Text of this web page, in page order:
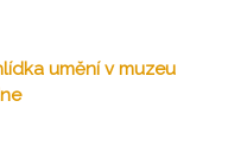
umění v muzeu